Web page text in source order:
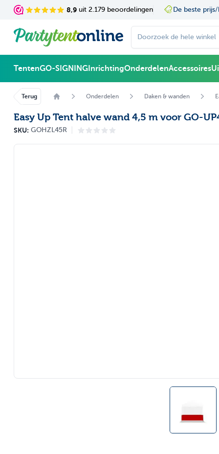
Ga naar de inhoud 8,9 uit 2.179 beoordelingen
kwaliteit garantie Ruime
TentenGO-SIGNING InrichtingOnderdelenAccessoires
Terug Onderdelen Daken & wanden
Easy Up Tent halve wand 4,5 m voor GO-
SKU: GOHZL45R